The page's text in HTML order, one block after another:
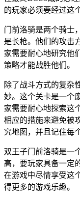
的玩家必须要经过这
门前洛骑是两个骑士
是长枪。他们的攻击
家需要耐心地研究他
策略才能战胜他们。
除了战斗方式的复杂
妙。这个关卡是一个
家需要耐心地探索这
相应的措施来避免被
究地图，并且记住每
双王子门前洛骑是一
高，要玩家具备一定
在游戏中尽情享受这
得更多的游戏乐趣。